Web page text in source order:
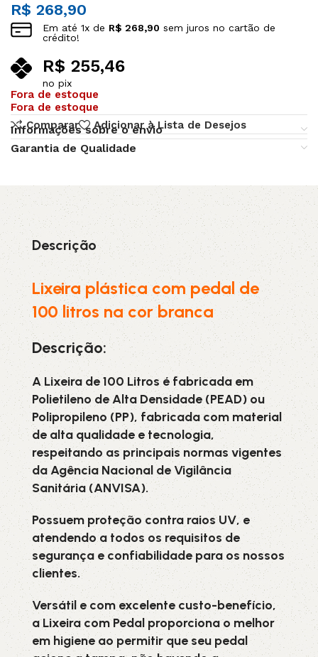
R$ 268,90
Em até1x de R$ 268,90 sem juros no cartão de
crédito!
R$ 255,46
no pix
Fora de estoque
Fora de estoque
Comparar
Adicionar à Lista de Desejos
Informações sobre o envio
Garantia de Qualidade
Descrição
Lixeira plástica com pedal de
100 litros na cor branca
Descrição:
A Lixeira de 100 Litros é fabricada em
Polietileno de Alta Densidade (PEAD) ou
Polipropileno (PP), fabricada com material
de alta qualidade e tecnologia,
respeitando as principais normas vigentes
da Agência Nacional de Vigilância
Sanitária (ANVISA).
Possuem proteção contra raios UV, e
atendendo a todos os requisitos de
segurança e confiabilidade para os nossos
clientes.
Versátil e com excelente custo-benefício,
a Lixeira com Pedal proporciona o melhor
em higiene ao permitir que seu pedal